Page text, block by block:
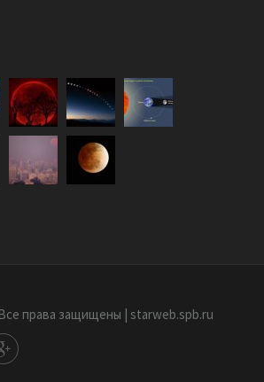
права защищены | starweb.spb.ru